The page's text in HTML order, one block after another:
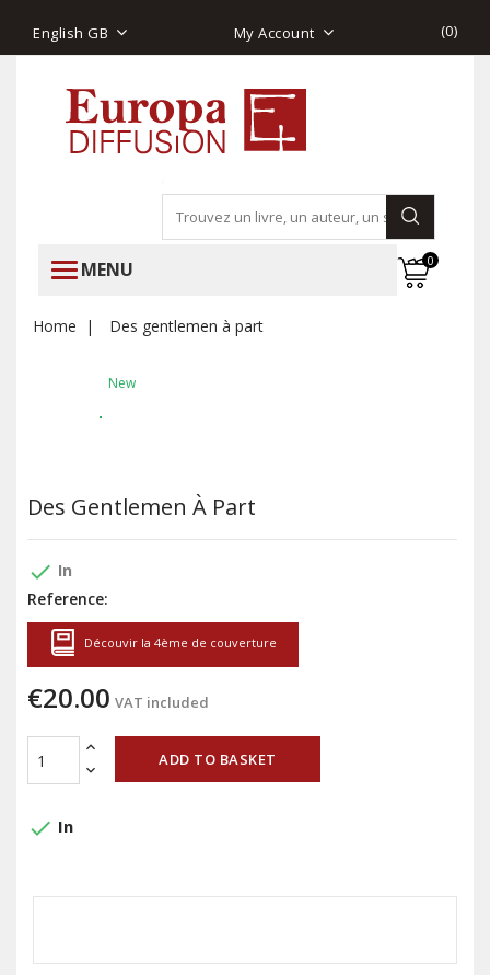
English GB My Account (0)
MENU 0
Home Des gentlemen à part
New
Des Gentlemen À Part
done In
Reference:
Découvir la 4ème de couverture
€20.00 VAT included
ADD TO BASKET
done In